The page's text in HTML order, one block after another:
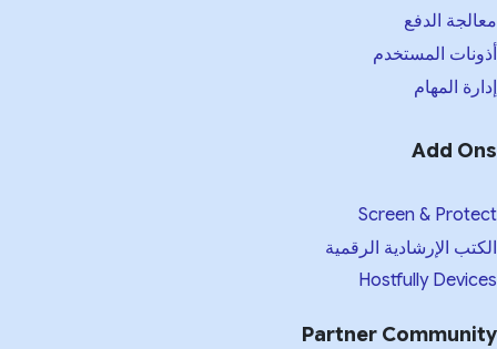
معالجة الدفع
أذونات المستخدم
إدارة المهام
Add Ons
Screen & Protect
الكتب الإرشادية الرقمية
Hostfully Devices
Partner Community